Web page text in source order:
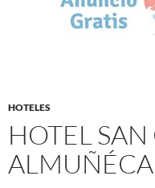
HOTELES
HOTEL